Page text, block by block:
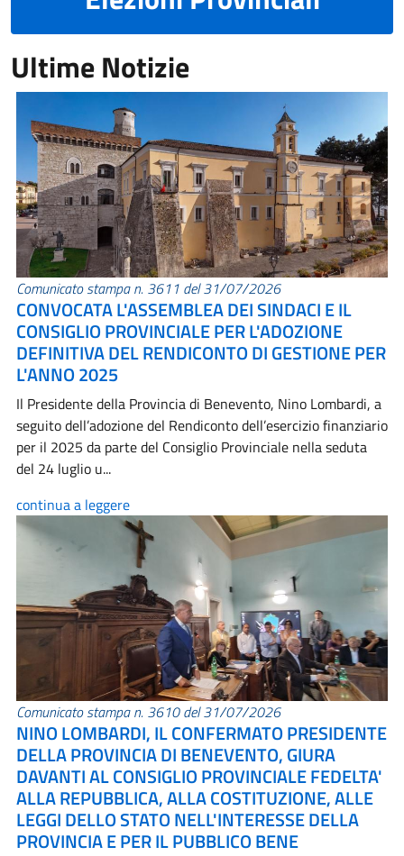
Ultime Notizie
Comunicato stampa n. 3611 del 31/07/2026
CONVOCATA L'ASSEMBLEA DEI SINDACI E IL
CONSIGLIO PROVINCIALE PER L'ADOZIONE
DEFINITIVA DEL RENDICONTO DI GESTIONE PER
L'ANNO 2025
Il Presidente della Provincia di Benevento, Nino Lombardi, a
seguito dell’adozione del Rendiconto dell’esercizio finanziario
per il 2025 da parte del Consiglio Provinciale nella seduta
del 24 luglio u...
continua a leggere
Comunicato stampa n. 3610 del 31/07/2026
NINO LOMBARDI, IL CONFERMATO PRESIDENTE
DELLA PROVINCIA DI BENEVENTO, GIURA
DAVANTI AL CONSIGLIO PROVINCIALE FEDELTA'
ALLA REPUBBLICA, ALLA COSTITUZIONE, ALLE
LEGGI DELLO STATO NELL'INTERESSE DELLA
PROVINCIA E PER IL PUBBLICO BENE